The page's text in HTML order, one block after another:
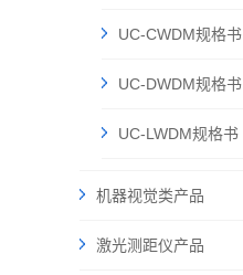
UC-CWDM规格书
UC-DWDM规格书
UC-LWDM规格书
机器视觉类产品
激光测距仪产品